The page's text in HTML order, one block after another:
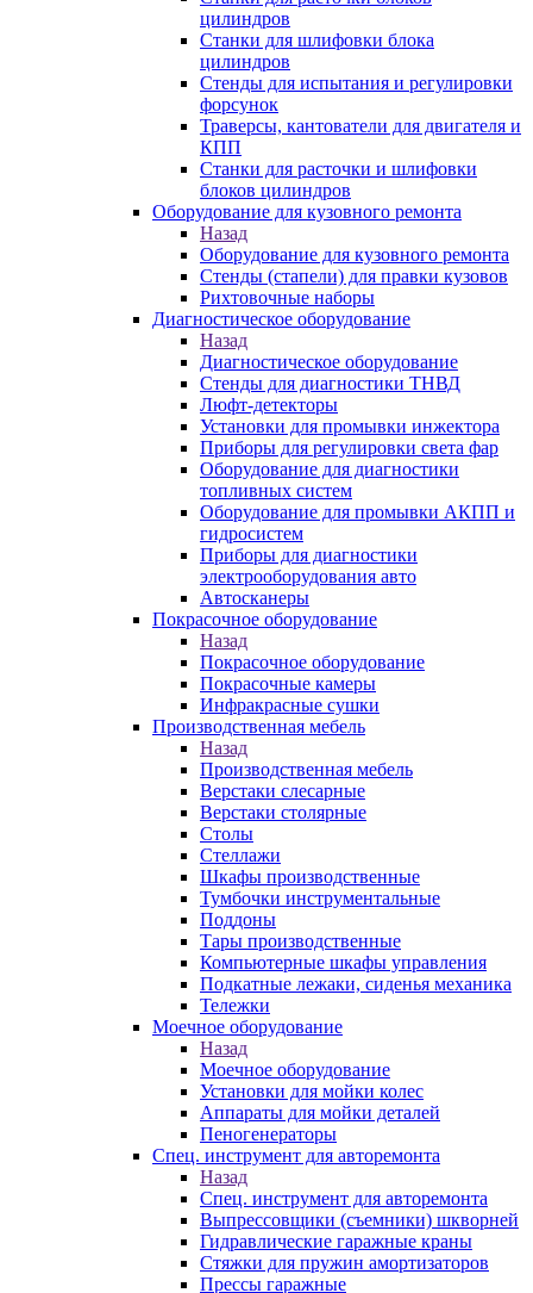
цилиндров
Станки для шлифовки блока
цилиндров
Стенды для испытания и регулировки
форсунок
Траверсы, кантователи для двигателя и
КПП
Станки для расточки и шлифовки
блоков цилиндров
Оборудование для кузовного ремонта
Назад
Оборудование для кузовного ремонта
Стенды (стапели) для правки кузовов
Рихтовочные наборы
Диагностическое оборудование
Назад
Диагностическое оборудование
Стенды для диагностики ТНВД
Люфт-детекторы
Установки для промывки инжектора
Приборы для регулировки света фар
Оборудование для диагностики
топливных систем
Оборудование для промывки АКПП и
гидросистем
Приборы для диагностики
электрооборудования авто
Автосканеры
Покрасочное оборудование
Назад
Покрасочное оборудование
Покрасочные камеры
Инфракрасные сушки
Производственная мебель
Назад
Производственная мебель
Верстаки слесарные
Верстаки столярные
Столы
Стеллажи
Шкафы производственные
Тумбочки инструментальные
Поддоны
Тары производственные
Компьютерные шкафы управления
Подкатные лежаки, сиденья механика
Тележки
Моечное оборудование
Назад
Моечное оборудование
Установки для мойки колес
Аппараты для мойки деталей
Пеногенераторы
Спец. инструмент для авторемонта
Назад
Спец. инструмент для авторемонта
Выпрессовщики (съемники) шкворней
Гидравлические гаражные краны
Стяжки для пружин амортизаторов
Прессы гаражные